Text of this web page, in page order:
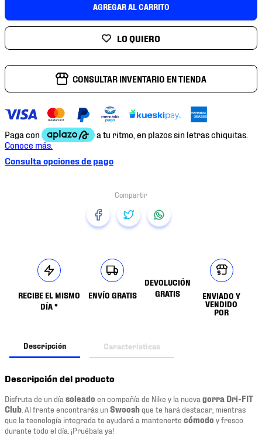
AGREGAR AL CARRITO
CONSULTAR INVENTARIO EN TIENDA
Consulta opciones de pago
RECIBE EL MISMO
DÍA *
ENVÍO GRATIS
DEVOLUCIÓN
GRATIS
ENVIADO Y
VENDIDO
POR
Descripción Características
Descripción del producto
Disfruta de un día soleado en compañía de Nike y la nueva gorra Dri-FIT
Club . Al frente encontrarás unSwooshque te hará destacar, mientras
que la tecnología integrada te ayudará a mantenerte cómodo y fresco
durante todo el día. ¡Pruébala ya!
8.
mochilas
10. tenis nike